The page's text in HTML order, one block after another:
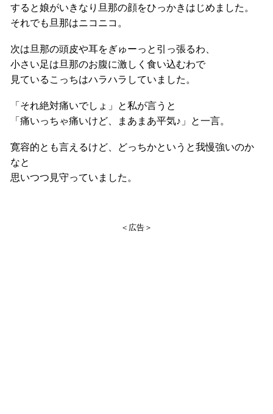
すると娘がいきなり旦那の顔をひっかきはじめました。
それでも旦那はニコニコ。
次は旦那の頭皮や耳をぎゅーっと引っ張るわ、
小さい足は旦那のお腹に激しく食い込むわで
見ているこっちはハラハラしていました。
「それ絶対痛いでしょ」と私が言うと
「痛いっちゃ痛いけど、まあまあ平気♪」と一言。
寛容的とも言えるけど、どっちかというと我慢強いのか
なと
思いつつ見守っていました。
＜広告＞